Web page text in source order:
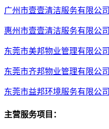
广州市壹壹清洁服务有限公司
惠州市壹壹清洁服务有限公司
东莞市美邦物业管理有限公司
东莞市齐邦物业管理有限公司
东莞市益邦环境服务有限公司
主营服务项目：